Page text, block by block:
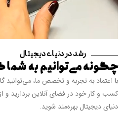
رشد در دنیای دیجیتال
چگونه می‌توانیم به
با اعتماد به تجربه و تخصص ما،
کسب و کار خود در فضای آنلاین بردارید و
دنیای دیجیتال بهره‌مند شوید.